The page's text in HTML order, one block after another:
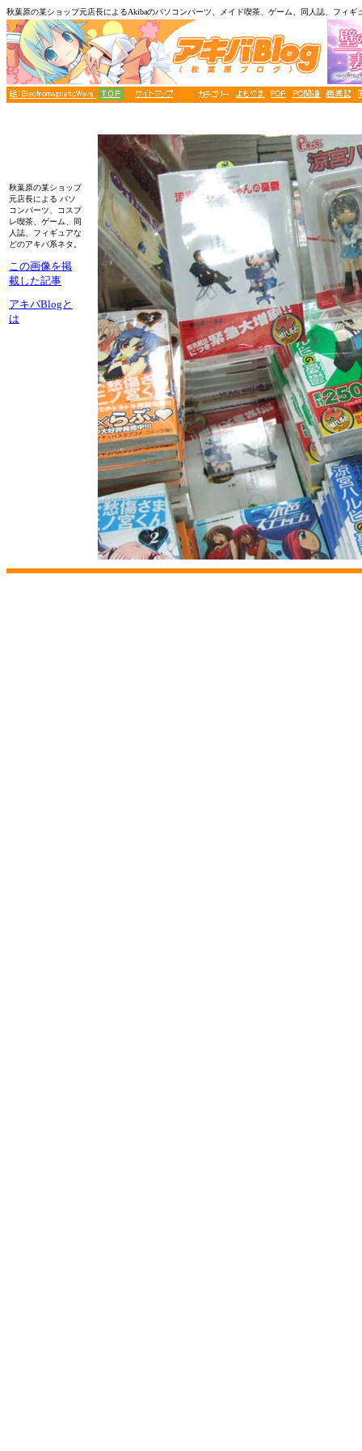
秋葉原の某ショップ元店長によるAkibaのパソコンパーツ、メイド喫茶、ゲーム、同人誌、フィ
秋葉原の某ショップ
元店長による パソ
コンパーツ、コスプ
レ喫茶、ゲーム、同
人誌、フィギュアな
どのアキバ系ネタ。
この画像を掲
載した記事
アキバBlogと
は